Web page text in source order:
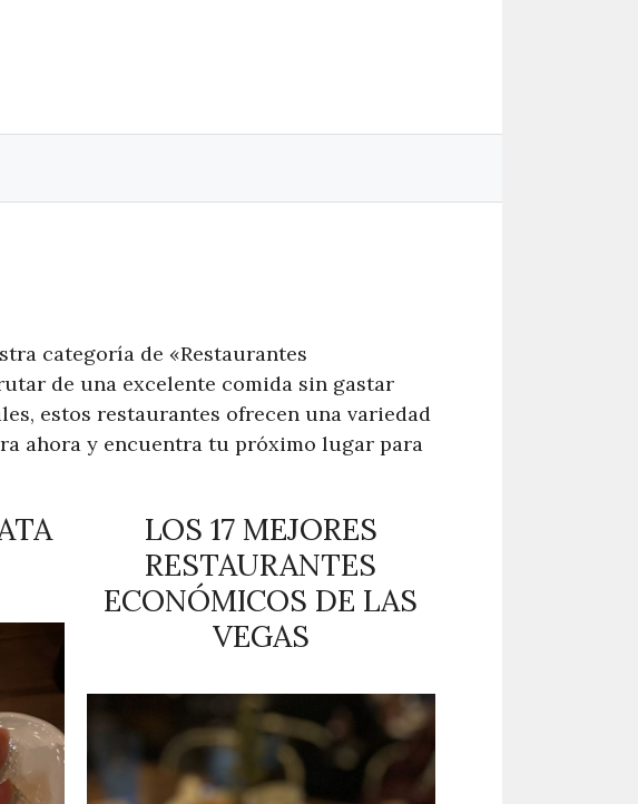
categoría de «Restaurantes
de una excelente comida sin gastar
estos restaurantes ofrecen una variedad
ahora y encuentra tu próximo lugar para
LOS 17 MEJORES
RESTAURANTES
ECONÓMICOS DE LAS
VEGAS